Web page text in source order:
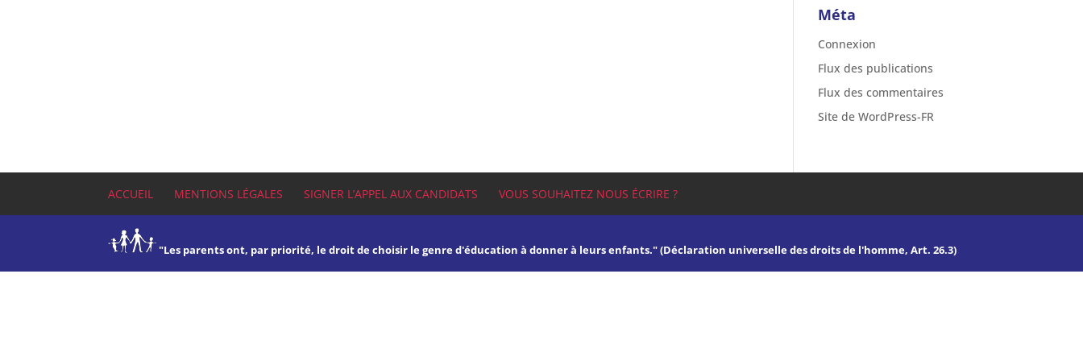
Méta
Connexion
Flux des publications
Flux des commentaires
Site de WordPress-FR
ACCUEIL MENTIONS LÉGALES SIGNER L’APPEL AUX CANDIDATS VOUS SOUHAITEZ NOUS ÉCRIRE ?
"Les parents ont, par priorité, le droit de choisir le genre d'éducation à donner à leurs enfants." (Déclaration universelle des droits de l'homme, Art. 26.3)